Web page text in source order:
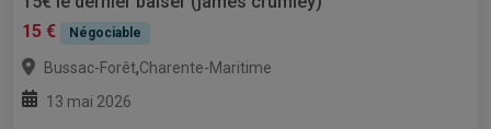
15 €
Négociable
Bussac-Forêt,Charente-Maritime
13 mai 2026